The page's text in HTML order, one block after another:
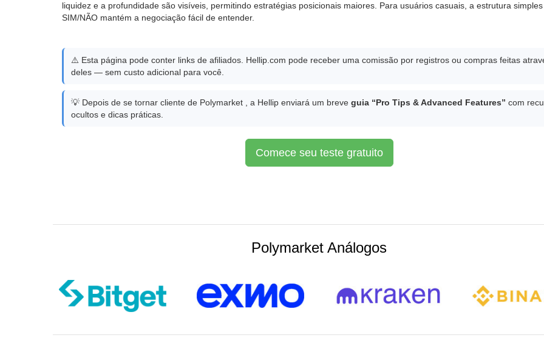
liquidez e a profundidade são visíveis, permitindo estratégias posicionais maiores. Para usuários casuais, a estrutura
SIM/NÃO mantém a negociação fácil de entender.
⚠️ Esta página pode conter links de afiliados. Hellip.com pode receber uma comissão por registros ou compras feitas
deles — sem custo adicional para você.
💡 Depois de se tornar cliente de Polymarket , a Hellip enviará um breve guia “Pro Tips & Advanced Features” com
ocultos e dicas práticas.
Comece seu teste gratuito
Polymarket Análogos